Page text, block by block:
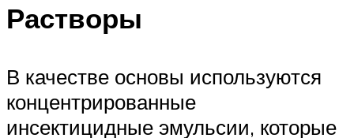
Растворы
В качестве основы используются
концентрированные
инсектицидные эмульсии, которые